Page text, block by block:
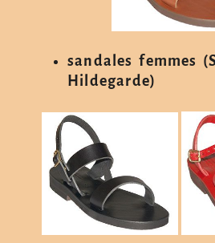
sandales femmes
Hildegarde)